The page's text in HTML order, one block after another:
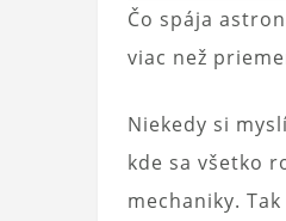
Čo spája
viac než
Niekedy si
kde sa všetko
mechaniky.